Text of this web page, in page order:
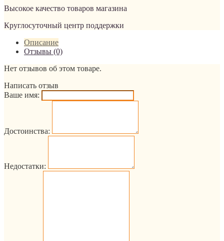
Высокое качество товаров магазина
Круглосуточный центр поддержки
Описание
Отзывы (0)
Нет отзывов об этом товаре.
Написать отзыв
Ваше имя:
Достоинства:
Недостатки: